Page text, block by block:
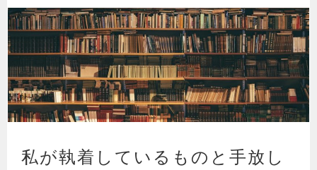
ッ
プ
私が執着しているものと手放し